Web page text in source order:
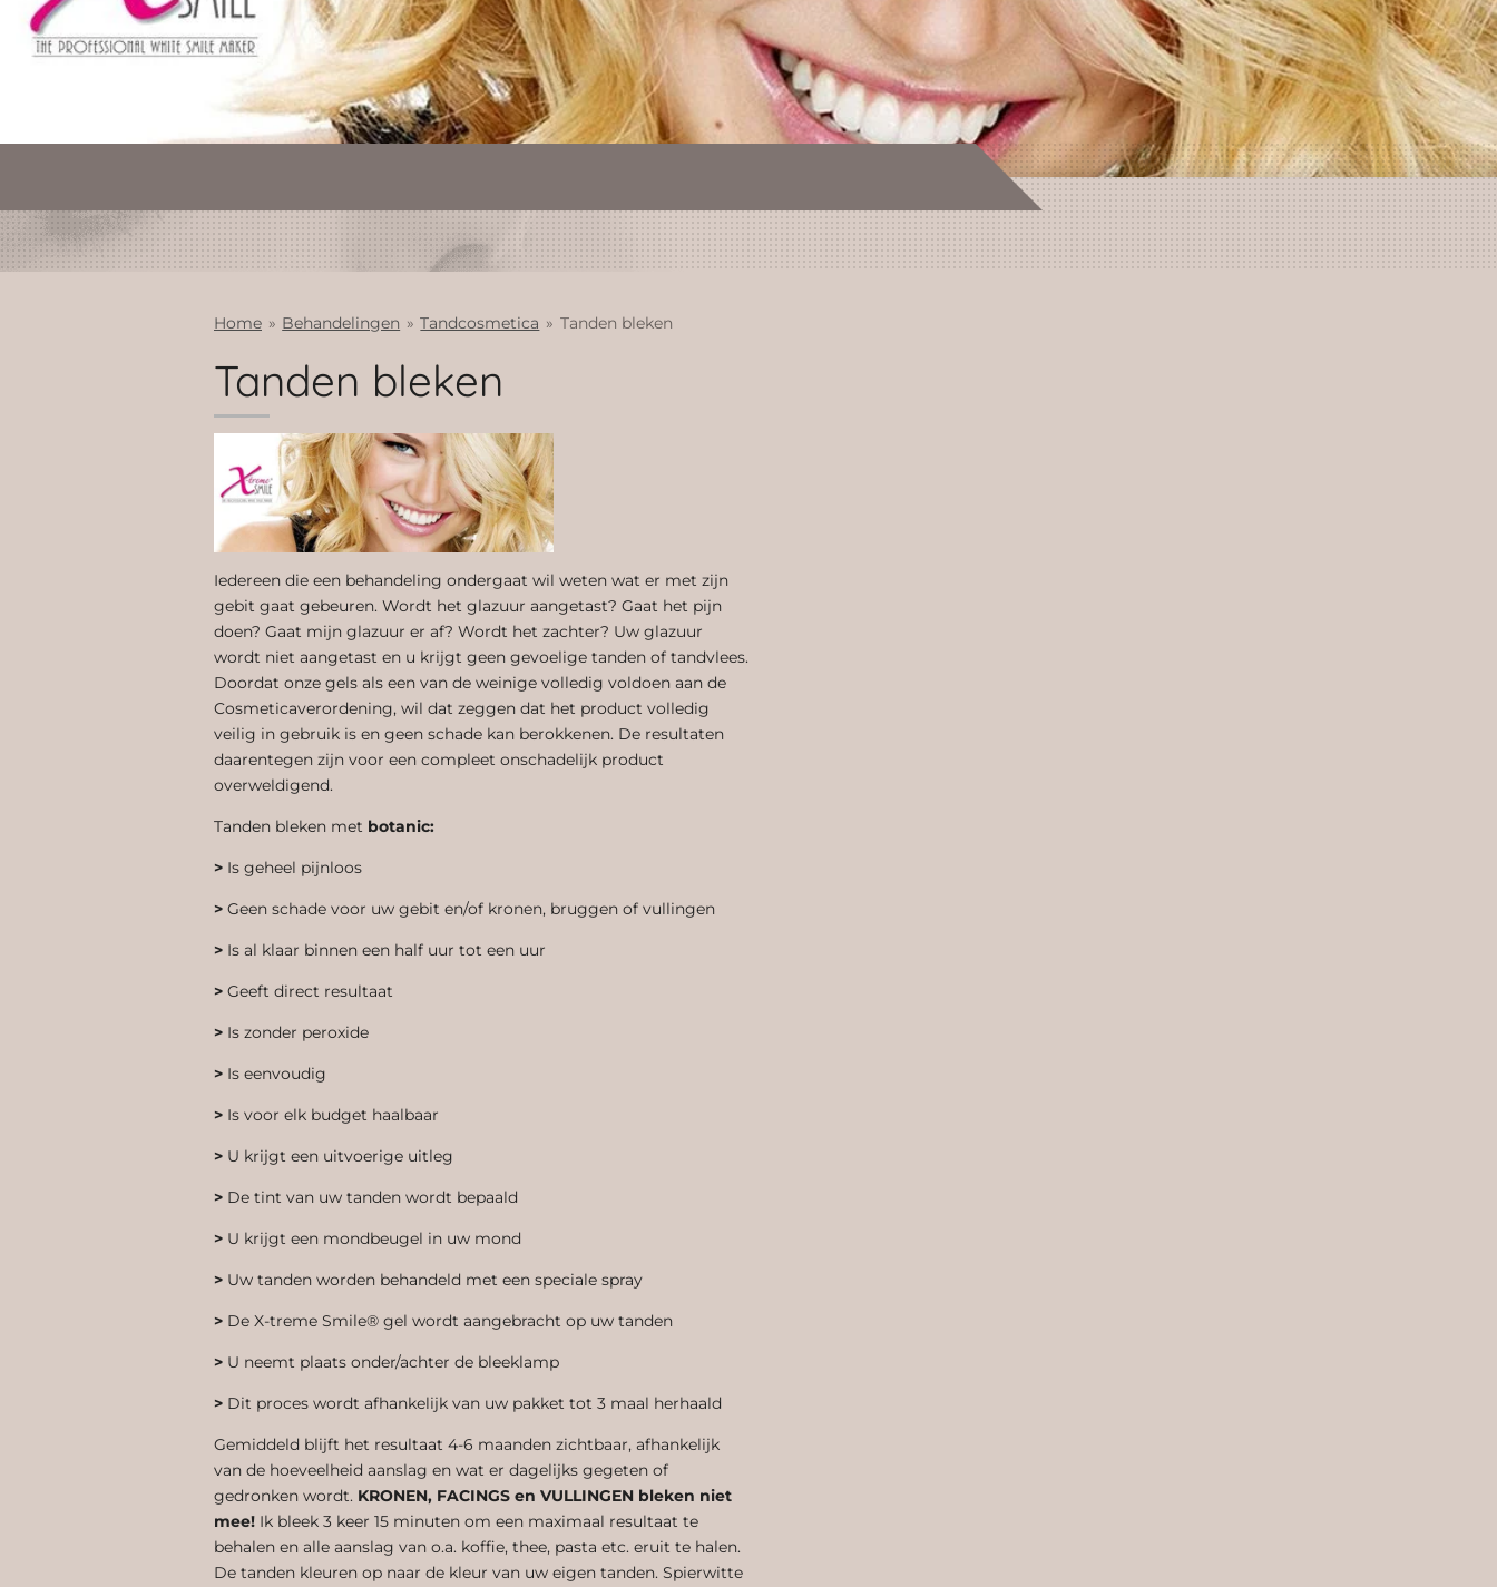
Home » Behandelingen » Tandcosmetica » Tanden bleken
Tanden bleken
Iedereen die een behandeling ondergaat wil weten wat er met zijn
gebit gaat gebeuren. Wordt het glazuur aangetast? Gaat het pijn
doen? Gaat mijn glazuur er af? Wordt het zachter? Uw glazuur
wordt niet aangetast en u krijgt geen gevoelige tanden of tandvlees.
Doordat onze gels als een van de weinige volledig voldoen aan de
Cosmeticaverordening, wil dat zeggen dat het product volledig
veilig in gebruik is en geen schade kan berokkenen. De resultaten
daarentegen zijn voor een compleet onschadelijk product
overweldigend.
Tanden bleken met botanic:
> Is geheel pijnloos
> Geen schade voor uw gebit en/of kronen, bruggen of vullingen
> Is al klaar binnen een half uur tot een uur
> Geeft direct resultaat
> Is zonder peroxide
> Is eenvoudig
> Is voor elk budget haalbaar
> U krijgt een uitvoerige uitleg
> De tint van uw tanden wordt bepaald
> U krijgt een mondbeugel in uw mond
> Uw tanden worden behandeld met een speciale spray
> De X-treme Smile® gel wordt aangebracht op uw tanden
> U neemt plaats onder/achter de bleeklamp
> Dit proces wordt afhankelijk van uw pakket tot 3 maal herhaald
Gemiddeld blijft het resultaat 4-6 maanden zichtbaar, afhankelijk
van de hoeveelheid aanslag en wat er dagelijks gegeten of
gedronken wordt. KRONEN, FACINGS en VULLINGEN bleken niet
mee! Ik bleek 3 keer 15 minuten om een maximaal resultaat te
behalen en alle aanslag van o.a. koffie, thee, pasta etc. eruit te halen.
De tanden kleuren op naar de kleur van uw eigen tanden. Spierwitte